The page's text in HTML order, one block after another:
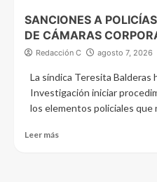
SANCIONES A
DE CÁMARAS
Redacción C agosto 7, 2026
La síndica Teresita Balderas
Investigación iniciar
los elementos policiales que
Leer más